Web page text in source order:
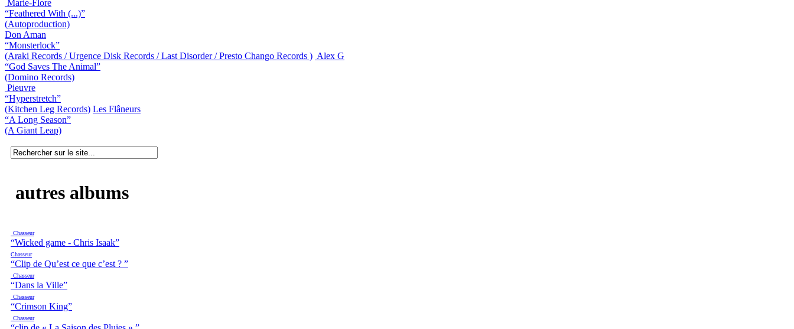
Marie-Flore
“Feathered With (...)”
(Autoproduction)
Don Aman
“Monsterlock”
(Araki Records / Urgence Disk Records / Last Disorder / Presto Chango Records ) Alex G
“God Saves The Animal”
(Domino Records)
Pieuvre
“Hyperstretch”
(Kitchen Leg Records) Les Flâneurs
“A Long Season”
(A Giant Leap)
autres albums
Chasseur
“Wicked game - Chris Isaak”
Chasseur
“Clip de Qu’est ce que c’est ? ”
Chasseur
“Dans la Ville”
Chasseur
“Crimson King”
Chasseur